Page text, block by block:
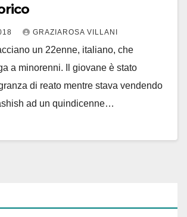
GRAZIAROSA VILLANI
un 22enne, italiano, che
a minorenni. Il giovane è stato
di reato mentre stava vendendo
ad un quindicenne…